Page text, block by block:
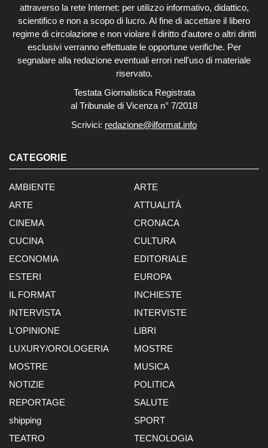
attraverso la rete Internet: per utilizzo informativo, didattico,
scientifico e non a scopo di lucro. Al fine di accettare il libero
regime di circolazione e non violare il diritto d'autore o altri diritti
esclusivi verranno effettuate le opportune verifiche. Per
segnalare alla redazione eventuali errori nell'uso di materiale
riservato.
Testata Giornalistica Registrata
al Tribunale di Vicenza n° 7/2018
Scrivici: redazione@ilformat.info
CATEGORIE
AMBIENTE
ARTE
ARTE
ATTUALITÀ
CINEMA
CRONACA
CUCINA
CULTURA
ECONOMIA
EDITORIALE
ESTERI
EUROPA
IL FORMAT
INCHIESTE
INTERVISTA
INTERVISTE
L'OPINIONE
LIBRI
LUXURY/OROLOGERIA
MOSTRE
MOSTRE
MUSICA
NOTIZIE
POLITICA
REPORTAGE
SALUTE
shipping
SPORT
TEATRO
TECNOLOGIA